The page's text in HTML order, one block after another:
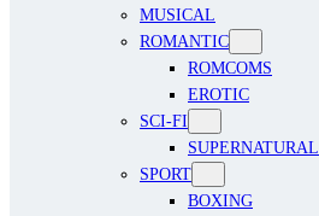
MUSICAL
ROMANTIC
ROMCOMS
EROTIC
SCI-FI
SUPERNATURAL
SPORT
BOXING